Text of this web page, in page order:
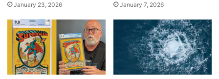
January 23, 2026 January 7, 2026